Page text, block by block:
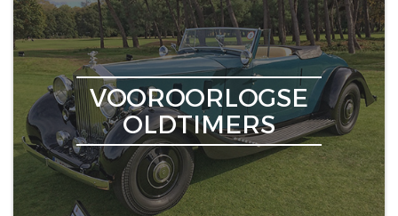
VOOROORLOGSE
OLDTIMERS